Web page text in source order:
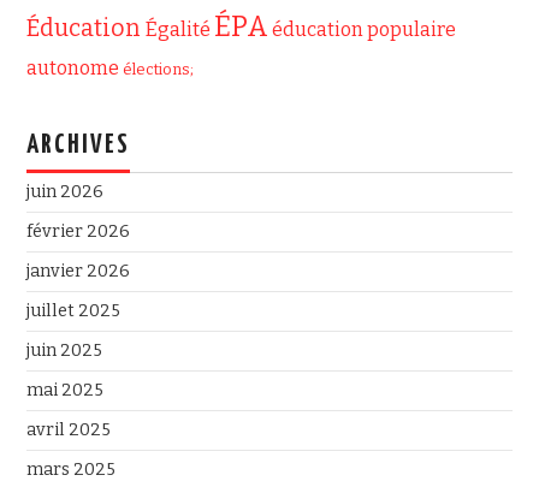
Éducation Égalité ÉPA éducation populaire
autonome élections;
ARCHIVES
juin 2026
février 2026
janvier 2026
juillet 2025
juin 2025
mai 2025
avril 2025
mars 2025